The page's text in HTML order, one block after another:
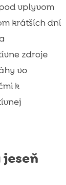
vplyvom
krátších dní
zdroje
vo
k